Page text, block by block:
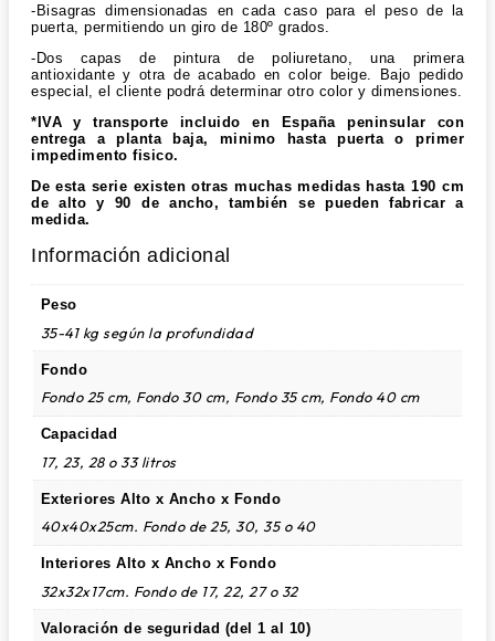
-Bisagras dimensionadas en cada caso para el peso de la
puerta, permitiendo un giro de 180º grados.
-Dos capas de pintura de poliuretano, una primera
antioxidante y otra de acabado en color beige. Bajo pedido
especial, el cliente podrá determinar otro color y dimensiones.
*IVA y transporte incluido en España peninsular con
entrega a planta baja, minimo hasta puerta o primer
impedimento fisico.
De esta serie existen otras muchas medidas hasta 190 cm
de alto y 90 de ancho, también se pueden fabricar a
medida.
Información adicional
Peso
35-41 kg según la profundidad
Fondo
Fondo 25 cm, Fondo 30 cm, Fondo 35 cm, Fondo 40 cm
Capacidad
17, 23, 28 o 33 litros
Exteriores Alto x Ancho x Fondo
40x40x25cm. Fondo de 25, 30, 35 o 40
Interiores Alto x Ancho x Fondo
32x32x17cm. Fondo de 17, 22, 27 o 32
Valoración de seguridad (del 1 al 10)